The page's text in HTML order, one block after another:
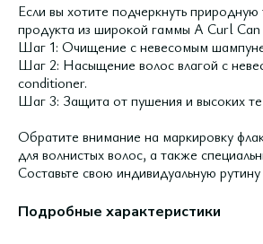
Если вы хотите подчеркнуть
продукта из широкой гаммы A Curl
Шаг 1: Очищение с невесомым
Шаг 2: Насыщение волос влагой с
conditioner.
Шаг 3: Защита от пушения и высоких
Обратите внимание на маркировку
для волнистых волос, а также
Составьте свою индивидуальную
Подробные характеристики